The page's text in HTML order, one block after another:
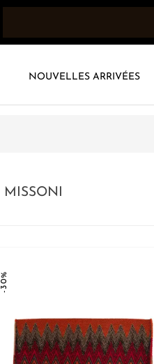
NOUVELLES ARRIVÉES
MISSONI
-30%